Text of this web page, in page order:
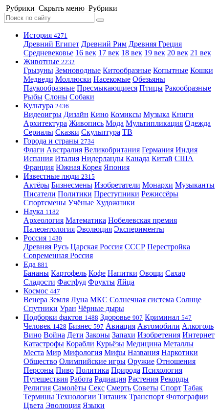
Рубрики Скрыть меню Рубрики
История 4271
Древний Египет Древний Рим Древняя Греция
Средневековье 16 век 17 век 18 век 19 век 20 век 21 век
Животные 2232
Грызуны Земноводные Китообразные Копытные Кошки
Медведи Моллюски Насекомые Обезьяны
Паукообразные Пресмыкающиеся Птицы Ракообразные
Рыбы Слоны Собаки
Культура 2436
Видеоигры Дизайн Кино Комиксы Музыка Книги
Архитектура Живопись Мода Мультипликация Одежда
Сериалы Сказки Скульптура ТВ
Города и страны 2734
Флаги Австралия Великобритания Германия Индия
Испания Италия Нидерланды Канада Китай США
Франция Южная Корея Япония
Известные люди 2315
Актёры Бизнесмены Изобретатели Монархи Музыканты
Писатели Политики Преступники Режиссёры
Спортсмены Учёные Художники
Наука 1182
Археология Математика Нобелевская премия
Палеонтология Эволюция Эксперименты
Россия 1430
Древняя Русь Царская Россия СССР Перестройка
Современная Россия
Еда 881
Бананы Картофель Кофе Напитки Овощи Сахар
Сладости Фастфуд Фрукты Яйца
Космос 447
Венера Земля Луна МКС Солнечная система Солнце
Спутники Уран Чёрные дыры
Подборки фактов 1488 Здоровье 907 Криминал 547
Человек 1428 Бизнес 597 Авиация Автомобили Алкоголь
Вино Война Дети Законы Запахи Изобретения Интернет
Катастрофы Корабли Курьёзы Медицина Металлы
Места Мир Мифология Мифы Названия Наркотики
Общество Олимпийские игры Оружие Отношения
Персоны Пиво Политика Природа Психология
Путешествия Работа Радиация Растения Рекорды
Религия Самолёты Секс Смерть Советы Спорт Табак
Термины Технологии Титаник Транспорт Фотографии
Цвета Эволюция Языки